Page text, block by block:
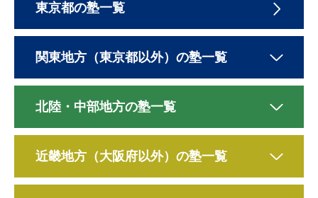
東京都の塾一覧
関東地方（東京都以外）の塾一覧
北陸・中部地方の塾一覧
近畿地方（大阪府以外）の塾一覧